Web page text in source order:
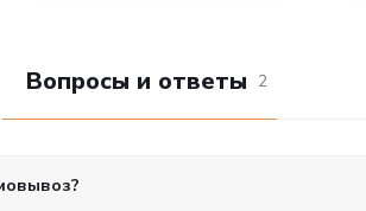
Вопросы и ответы 2